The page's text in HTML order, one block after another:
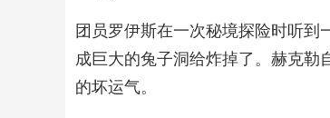
团员罗伊斯在一次秘境探险时听到
成巨大的兔子洞给炸掉了。赫克勒
的坏运气。